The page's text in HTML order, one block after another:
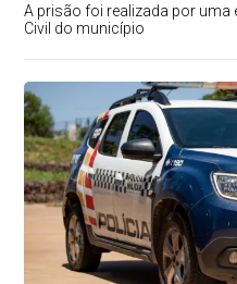
A prisão foi realizada por uma
Civil do município